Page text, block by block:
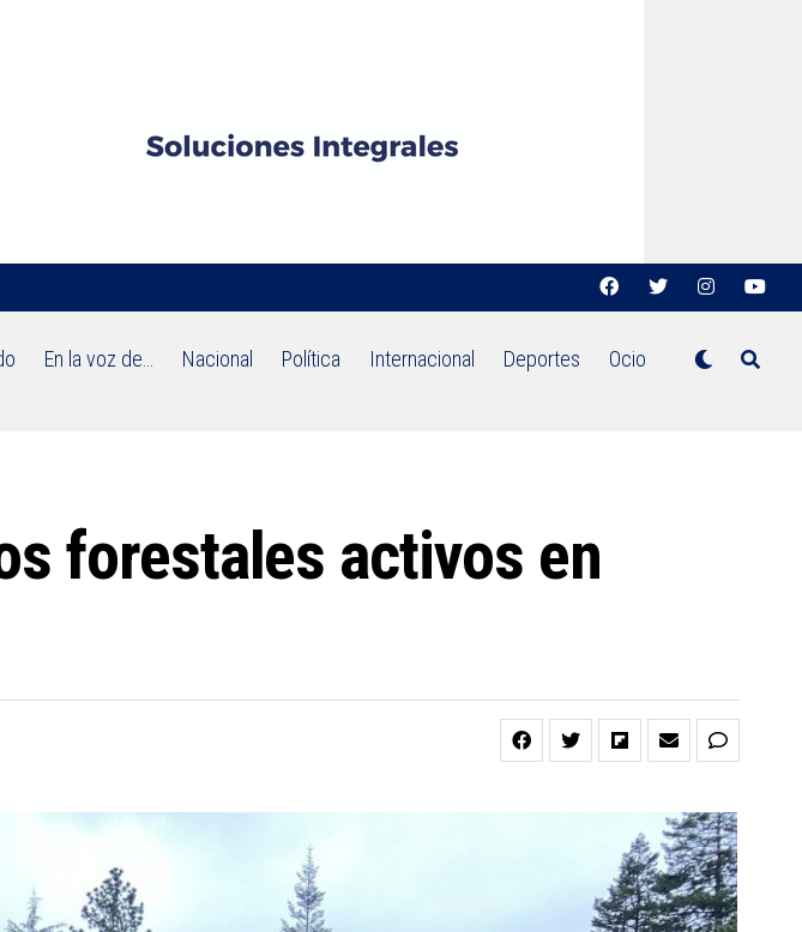
En la voz de… Nacional Política Internacional Deportes Ocio
forestales activos en